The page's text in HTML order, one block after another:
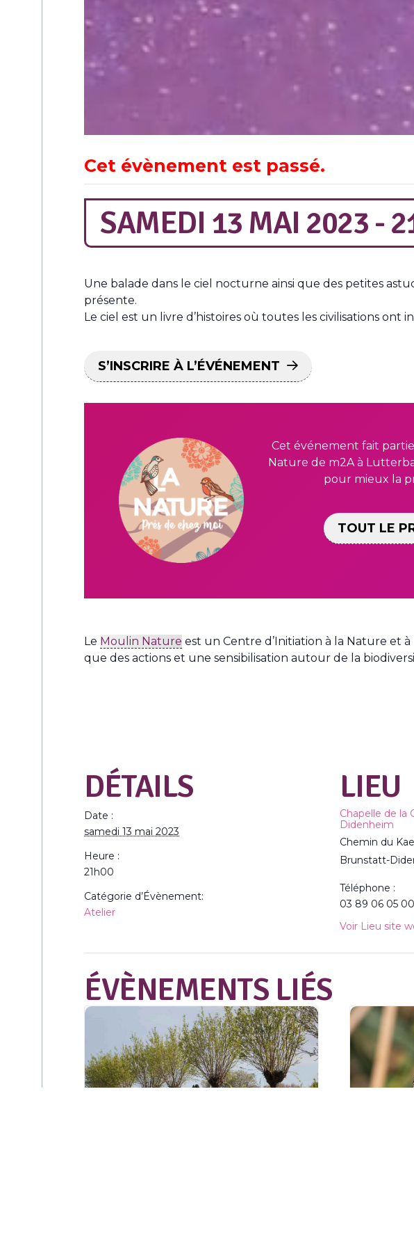
Cet évènement est passé.
SAMEDI 13 MAI 2023 -
Une balade dans le ciel nocturne ainsi que des petites
présente.
Le ciel est un livre d’histoires où toutes les civilisations ont
S’INSCRIRE À L’ÉVÉNEMENT
Cet événement fait
Nature de m2A à
pour mieux la
TOUT LE
Le Moulin Nature est un Centre d’Initiation à la Nature et
que des actions et une sensibilisation autour de la
DÉTAILS
Date :
samedi 13 mai 2023
Heure :
21h00
Catégorie d’Évènement:
Atelier
LIEU
Chapelle de la
Didenheim
Chemin du
Brunstatt-
Téléphone :
03 89 06 05 00
Voir Lieu site
ÉVÈNEMENTS LIÉS